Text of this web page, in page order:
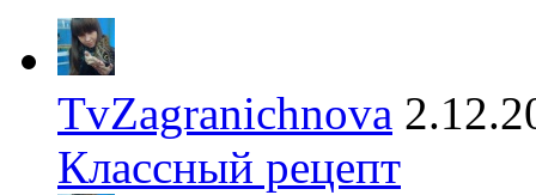
TvZagranichnova
Классный рецепт